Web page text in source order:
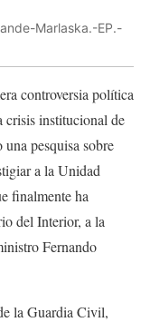
Marlaska.-EP.-
controversia política
crisis institucional de
pesquisa sobre
a la Unidad
finalmente ha
del Interior, a la
Fernando
la Guardia Civil,